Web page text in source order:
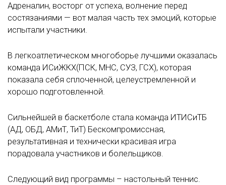
Адреналин, восторг от успеха, волнение перед
состязаниями — вот малая часть тех эмоций, которые
испытали участники.
В легкоатлетическом многоборье лучшими оказалась
команда ИСиЖКХ(ПСК, МНС, СУЗ, ГСХ), которая
показала себя сплоченной, целеустремленной и
хорошо подготовленной.
Сильнейшей в баскетболе стала команда ИТИСиТБ
(АД, ОБД, АМиТ, ТиТ) Бескомпромиссная,
результативная и технически красивая игра
порадовала участников и болельщиков.
Следующий вид программы – настольный теннис.